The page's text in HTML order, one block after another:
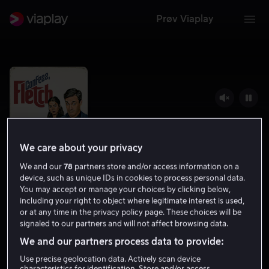
Prøv Viaplay
Confess, Fletch
We care about your privacy
We and our78 partners store and/or access information on a
device, such as unique IDs in cookies to process personal data.
You may accept or manage your choices by clicking below,
including your right to object where legitimate interest is used,
or at any time in the privacy policy page. These choices will be
signaled to our partners and will not affect browsing data.
We and our partners process data to provide:
Use precise geolocation data. Actively scan device